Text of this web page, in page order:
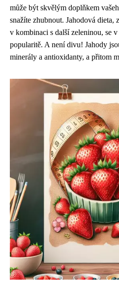
může být skvělým doplňkem
snažíte zhubnout. Jahodová dieta,
v kombinaci s další zeleninou, se
popularitě. A není divu! Jahody
minerály a antioxidanty, a přitom